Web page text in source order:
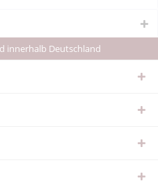
innerhalb Deutschland